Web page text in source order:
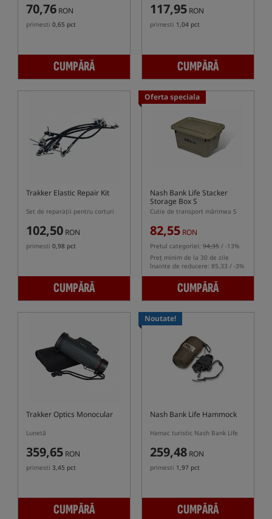
70,76 RON
primesti 0,65 pct
CUMPĂRĂ
117,95 RON
primesti 1,04 pct
CUMPĂRĂ
Trakker Elastic Repair Kit
Set de reparații pentru corturi
102,50 RON
primesti 0,98 pct
CUMPĂRĂ
Oferta speciala
Nash Bank Life Stacker
Storage Box S
Cutie de transport mărimea S
82,55 RON
Pretul categoriei: 94,35 / -13%
Preț minim de la 30 de zile
înainte de reducere: 85.33 / -3%
CUMPĂRĂ
Trakker Optics Monocular
Lunetă
359,65 RON
primesti 3,45 pct
CUMPĂRĂ
Noutate!
Nash Bank Life Hammock
Hamac turistic Nash Bank Life
259,48 RON
primesti 1,97 pct
CUMPĂRĂ